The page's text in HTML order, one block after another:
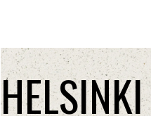
HELSINKI